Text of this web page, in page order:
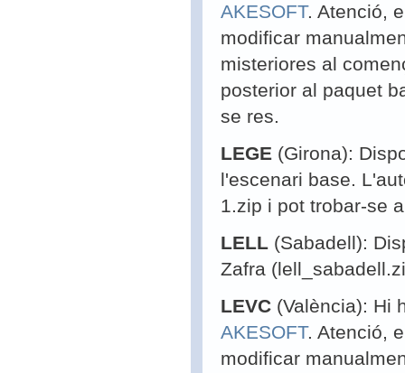
AKESOFT. Atenció,
modificar
misteriores al
posterior al paquet
se res.
LEGE (Girona):
l'escenari base.
1.zip i pot trobar-se
LELL (Sabadell):
Zafra
LEVC (València): Hi
AKESOFT. Atenció,
modificar